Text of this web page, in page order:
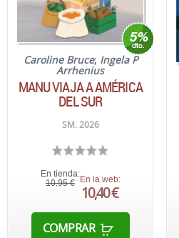
Caroline Bruce; Ingela P
Arrhenius
MANU VIAJA A AMÉRICA
DEL SUR
SM. 2026
En tienda:
10,95 € En la web:
10,40 €
COMPRAR